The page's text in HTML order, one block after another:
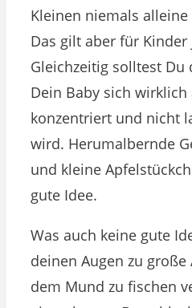
Kleinen niemals
Das gilt aber für Kinder
Gleichzeitig solltest Du
Dein Baby sich wirklich
konzentriert und nicht
wird. Herumalbernde
und kleine
gute Idee.
Was auch keine gute
deinen Augen zu
dem Mund zu fischen